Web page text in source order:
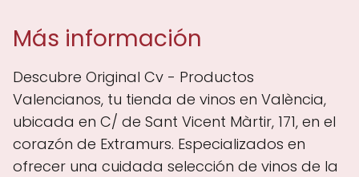
Más información
Descubre Original Cv - Productos
Valencianos, tu tienda de vinos en València,
ubicada en C/ de Sant Vicent Màrtir, 171, en el
corazón de Extramurs. Especializados en
ofrecer una cuidada selección de vinos de la